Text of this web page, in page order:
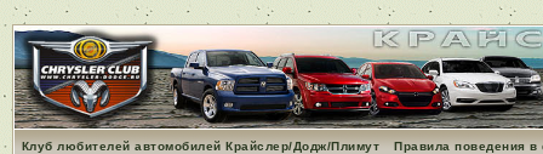
Клуб любителей автомобилей Крайслер/Додж/Плимут Правила поведения